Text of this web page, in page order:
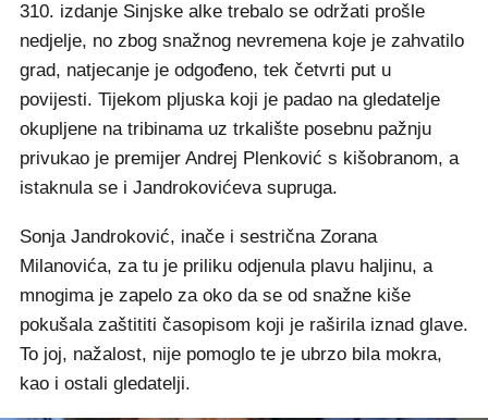
310. izdanje Sinjske alke trebalo se održati prošle
nedjelje, no zbog snažnog nevremena koje je zahvatilo
grad, natjecanje je odgođeno, tek četvrti put u
povijesti. Tijekom pljuska koji je padao na gledatelje
okupljene na tribinama uz trkalište posebnu pažnju
privukao je premijer Andrej Plenković s kišobranom, a
istaknula se i Jandrokovićeva supruga.
Sonja Jandroković, inače i sestrična Zorana
Milanovića, za tu je priliku odjenula plavu haljinu, a
mnogima je zapelo za oko da se od snažne kiše
pokušala zaštititi časopisom koji je raširila iznad glave.
To joj, nažalost, nije pomoglo te je ubrzo bila mokra,
kao i ostali gledatelji.